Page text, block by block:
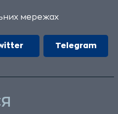
мережах
Telegram